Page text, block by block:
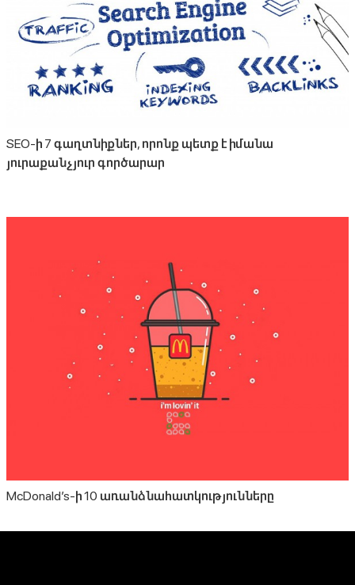
SEO-ի 7 գաղտնիքներ, որոնք պետք է իմանա
յուրաքանչյուր գործարար
McDonald’s-ի 10 առանձնահատկությունները